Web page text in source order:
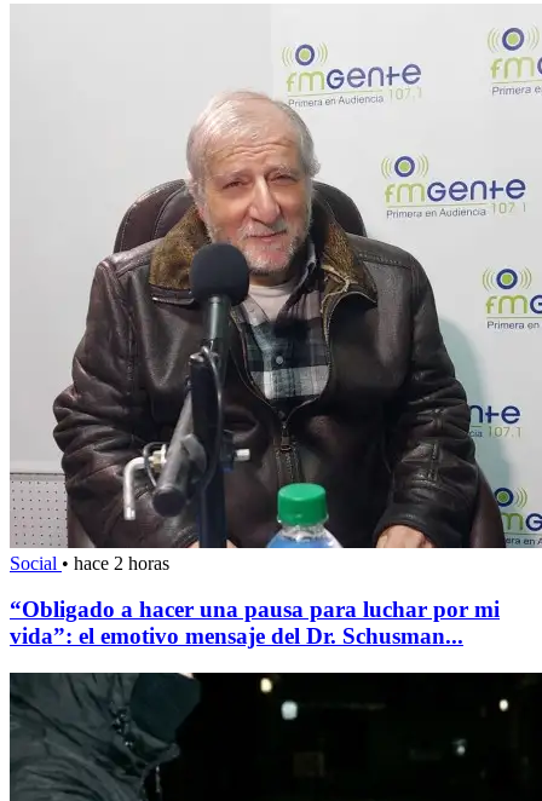
Social • hace 2 horas
“Obligado a hacer una pausa para luchar por mi
vida”: el emotivo mensaje del Dr. Schusman...